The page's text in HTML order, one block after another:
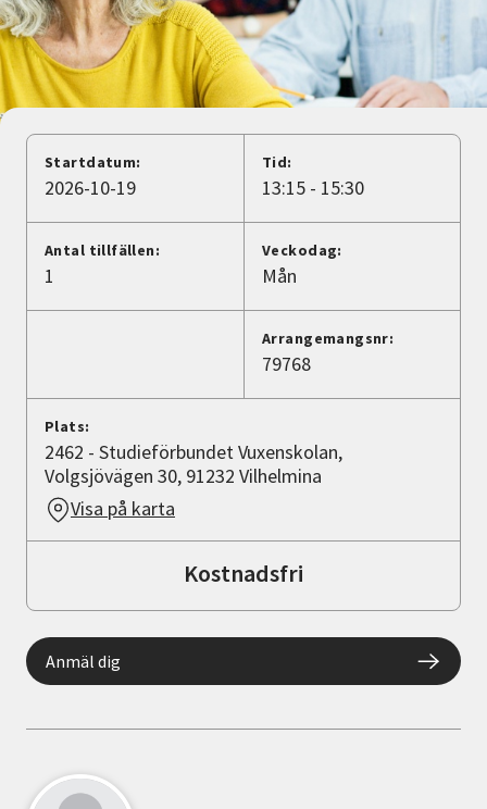
Cirkelledare
Nyheter
Avdelningar
Lyssna
Startdatum:
2026-10-19
Tid:
13:15 - 15:30
Antal tillfällen:
1
Veckodag:
Mån
Arrangemangsnr:
79768
Plats:
2462 - Studieförbundet Vuxenskolan,
Volgsjövägen 30, 91232 Vilhelmina
Visa på karta
Kostnadsfri
Anmäl dig